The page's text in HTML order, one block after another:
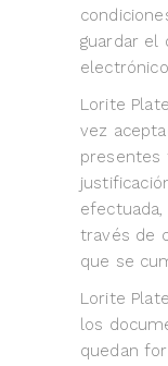
guardar el
Lorite
vez
presentes
través de
que se
Lorite
los
quedan